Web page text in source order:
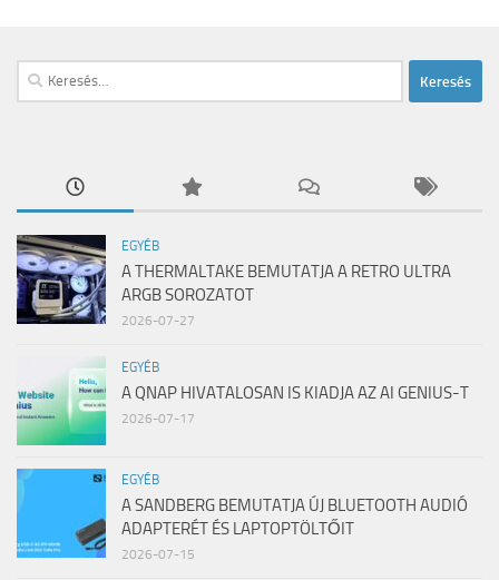
Keresés:
EGYÉB
A THERMALTAKE BEMUTATJA A RETRO ULTRA
ARGB SOROZATOT
2026-07-27
EGYÉB
A QNAP HIVATALOSAN IS KIADJA AZ AI GENIUS-T
2026-07-17
EGYÉB
A SANDBERG BEMUTATJA ÚJ BLUETOOTH AUDIÓ
ADAPTERÉT ÉS LAPTOPTÖLTŐIT
2026-07-15